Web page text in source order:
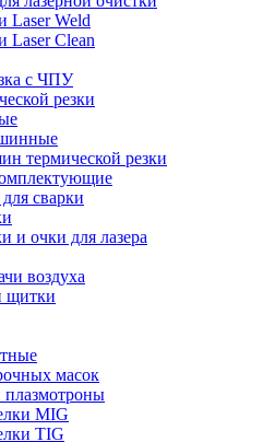
Laser Weld
Laser Clean
с ЧПУ
резки
термической резки
сварки
и очки для лазера
воздуха
щитки
масок
плазмотроны
MIG
TIG